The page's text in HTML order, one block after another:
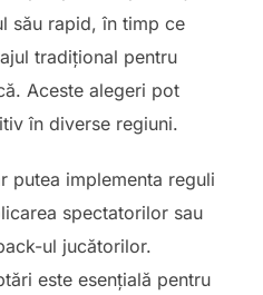
său rapid, în timp ce
tradițional pentru
Aceste alegeri pot
în diverse regiuni.
putea implementa reguli
spectatorilor sau
ul jucătorilor.
este esențială pentru